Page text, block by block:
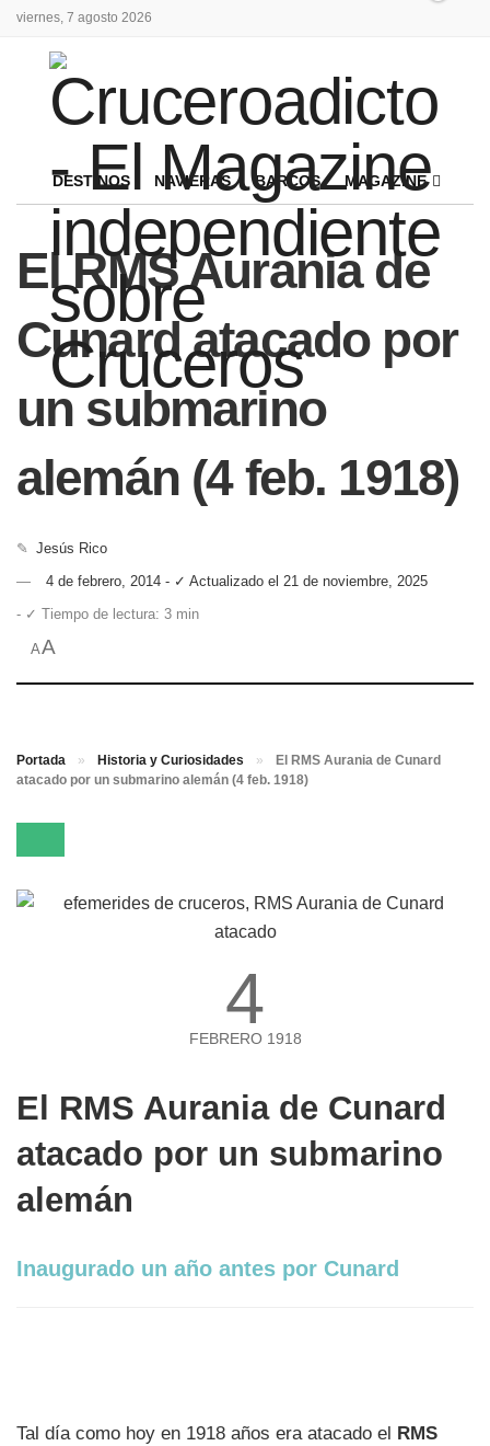
viernes, 7 agosto 2026
DESTINOS NAVIERAS BARCOS MAGAZINE
El RMS Aurania de
Cunard atacado por
un submarino
alemán (4 feb. 1918)
✎ Jesús Rico
4 de febrero, 2014 - ✓ Actualizado el 21 de noviembre, 2025
- ✓ Tiempo de lectura: 3 min
AA
Portada » Historia y Curiosidades »
El RMS Aurania de Cunard
atacado por un submarino alemán (4 feb. 1918)
4
FEBRERO 1918
El RMS Aurania de Cunard
atacado por un submarino
alemán
Inaugurado un año antes por Cunard
Tal día como hoy en 1918 años era atacado el RMS